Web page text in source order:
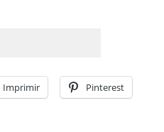
Imprimir Pinterest